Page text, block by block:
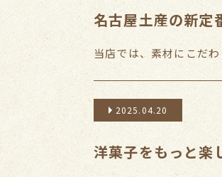
名古屋土産の新定
当店では、素材にこだ
2025.04.20
洋菓子をもっと楽